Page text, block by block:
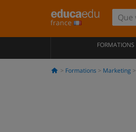
france
FORMATIONS
Formations Marketing